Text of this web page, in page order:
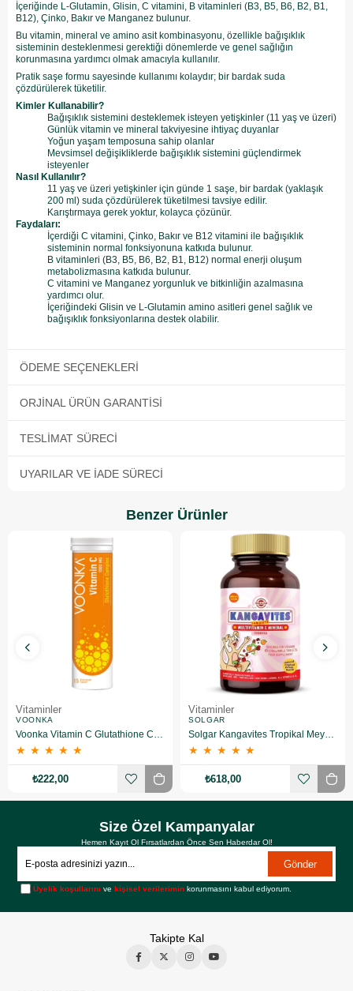
İçeriğinde L-Glutamin, Glisin, C vitamini, B vitaminleri (B3, B5, B6, B2, B1,
B12), Çinko, Bakır ve Manganez bulunur.
Bu vitamin, mineral ve amino asit kombinasyonu, özellikle bağışıklık
sisteminin desteklenmesi gerektiği dönemlerde ve genel sağlığın
korunmasına yardımcı olmak amacıyla kullanılır.
Pratik saşe formu sayesinde kullanımı kolaydır; bir bardak suda
çözdürülerek tüketilir.
Kimler Kullanabilir?
Bağışıklık sistemini desteklemek isteyen yetişkinler (11 yaş ve üzeri)
Günlük vitamin ve mineral takviyesine ihtiyaç duyanlar
Yoğun yaşam temposuna sahip olanlar
Mevsimsel değişikliklerde bağışıklık sistemini güçlendirmek
isteyenler
Nasıl Kullanılır?
11 yaş ve üzeri yetişkinler için günde 1 saşe, bir bardak (yaklaşık
200 ml) suda çözdürülerek tüketilmesi tavsiye edilir.
Karıştırmaya gerek yoktur, kolayca çözünür.
Faydaları:
İçerdiği C vitamini, Çinko, Bakır ve B12 vitamini ile bağışıklık
sisteminin normal fonksiyonuna katkıda bulunur.
B vitaminleri (B3, B5, B6, B2, B1, B12) normal enerji oluşum
metabolizmasına katkıda bulunur.
C vitamini ve Manganez yorgunluk ve bitkinliğin azalmasına
yardımcı olur.
İçeriğindeki Glisin ve L-Glutamin amino asitleri genel sağlık ve
bağışıklık fonksiyonlarına destek olabilir.
ÖDEME SEÇENEKLERI
ORJINAL ÜRÜN GARANTISI
TESLIMAT SÜRECI
UYARILAR VE İADE SÜRECI
Benzer Ürünler
Vitaminler
VOONKA
Voonka Vitamin C Glutathione Complex Efervesan 15 Tablet
★ ★ ★ ★ ★
₺222,00
Vitaminler
SOLGAR
Solgar Kangavites Tropikal Meyve Aromalı 60 Tablet
★ ★ ★ ★ ★
₺618,00
Size Özel Kampanyalar
Hemen Kayıt Ol Fırsatlardan Önce Sen Haberdar Ol!
Gönder
Üyelik koşullarını vekişisel verilerimin korunmasını kabul ediyorum.
Takipte Kal